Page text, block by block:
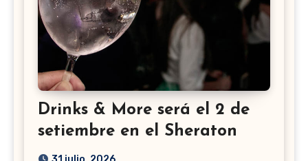
Drinks & More será el 2 de
setiembre en el Sheraton